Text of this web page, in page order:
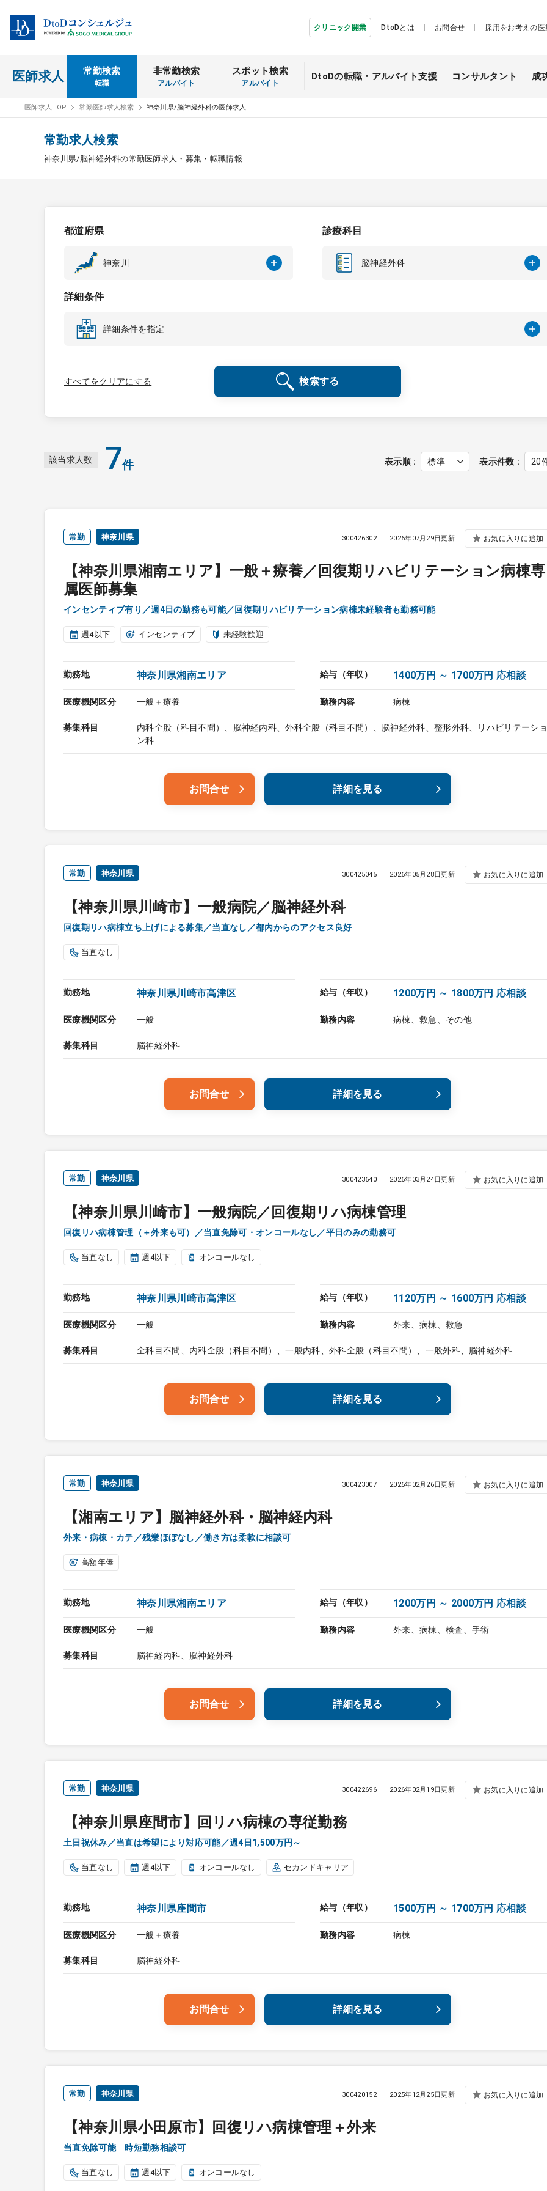
クリニック開業 DtoDとは お問合せ 採用をお考えの
医師求人 常勤検索
転職
非常勤検索
アルバイト
スポット検索
アルバイト
DtoDの転職・ アルバイト支援 コンサルタント 成
医師求人TOP 常勤医師求人検索 神奈川県/脳神経外科の医師求人
常勤求人検索
神奈川県/脳神経外科の常勤医師求人・募集・転職情報
都道府県
神奈川
診療科目
脳神経外科
詳細条件
詳細条件を指定
検索する
すべてをクリアにする
該当求人数 7件 表示順 表示件数
常勤 神奈川県
【神奈川県湘南エリア】一般＋療養／回復期リハビリテーション病棟専
属医師募集
インセンティブ有り／週4日の勤務も可能／回復期リハビリテーション病棟未経験者も勤務可能
300426302 2026年07月29日更新 お気に入りに追加
週4以下 インセンティブ 未経験歓迎
勤務地 神奈川県湘南エリア 給与（年収） 1400万円 ～ 1700万円 応相談
医療機関区分 一般＋療養 勤務内容 病棟
募集科目
内科全般（科目不問）、脳神経内科、外科全般（科目不問）、脳神経外科、整形外科、リハビリテーシ
ン科
お問合せ 詳細を見る
常勤 神奈川県
【神奈川県川崎市】一般病院／脳神経外科
回復期リハ病棟立ち上げによる募集／当直なし／都内からのアクセス良好
300425045 2026年05月28日更新 お気に入りに追加
当直なし
勤務地 神奈川県川崎市高津区 給与（年収） 1200万円 ～ 1800万円 応相談
医療機関区分 一般 勤務内容 病棟、救急、その他
募集科目 脳神経外科
お問合せ 詳細を見る
常勤 神奈川県
【神奈川県川崎市】一般病院／回復期リハ病棟管理
回復リハ病棟管理（＋外来も可）／当直免除可・オンコールなし／平日のみの勤務可
300423640 2026年03月24日更新 お気に入りに追加
当直なし 週4以下 オンコールなし
勤務地 神奈川県川崎市高津区 給与（年収） 1120万円 ～ 1600万円 応相談
医療機関区分 一般 勤務内容 外来、病棟、救急
募集科目 全科目不問、内科全般（科目不問）、一般内科、外科全般（科目不問）、一般外科、脳神経外科
お問合せ 詳細を見る
常勤 神奈川県
【湘南エリア】脳神経外科・脳神経内科
外来・病棟・カテ／残業ほぼなし／働き方は柔軟に相談可
300423007 2026年02月26日更新 お気に入りに追加
高額年俸
勤務地 神奈川県湘南エリア 給与（年収） 1200万円 ～ 2000万円 応相談
医療機関区分 一般 勤務内容 外来、病棟、検査、手術
募集科目 脳神経内科、脳神経外科
お問合せ 詳細を見る
常勤 神奈川県
【神奈川県座間市】回リハ病棟の専従勤務
土日祝休み／当直は希望により対応可能／週4日1,500万円～
300422696 2026年02月19日更新 お気に入りに追加
当直なし 週4以下 オンコールなし セカンドキャリア
勤務地 神奈川県座間市 給与（年収） 1500万円 ～ 1700万円 応相談
医療機関区分 一般＋療養 勤務内容 病棟
募集科目 脳神経外科
お問合せ 詳細を見る
常勤 神奈川県
【神奈川県小田原市】回復リハ病棟管理＋外来
当直免除可能 時短勤務相談可
300420152 2025年12月25日更新 お気に入りに追加
当直なし 週4以下 オンコールなし